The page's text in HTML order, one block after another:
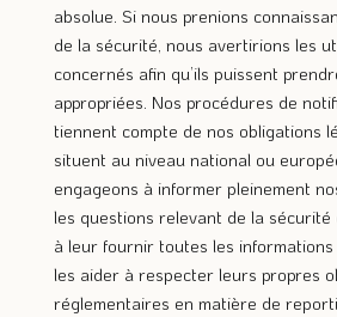
absolue. Si nous prenions
de la sécurité, nous avertirions les
concernés afin qu’ils puissent
appropriées. Nos procédures de
tiennent compte de nos obligations
situent au niveau national ou
engageons à informer pleinement
les questions relevant de la
à leur fournir toutes les
les aider à respecter leurs propres
réglementaires en matière de